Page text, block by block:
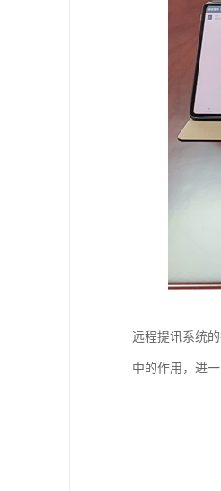
远程提讯系统
中的作用，进